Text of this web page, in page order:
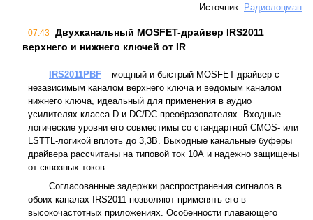
Источник: Радиолоцман
07:43 Двухканальный MOSFET-драйвер IRS2011
верхнего и нижнего ключей от IR
IRS2011PBF – мощный и быстрый MOSFET-драйвер с
независимым каналом верхнего ключа и ведомым каналом
нижнего ключа, идеальный для применения в аудио
усилителях класса D и DC/DC-преобразователях. Входные
логические уровни его совместимы со стандартной CMOS- или
LSTTL-логикой вплоть до 3,3В. Выходные канальные буферы
драйвера рассчитаны на типовой ток 10А и надежно защищены
от сквозных токов.
Согласованные задержки распространения сигналов в
обоих каналах IRS2011 позволяют применять его в
высокочастотных приложениях. Особенности плавающего